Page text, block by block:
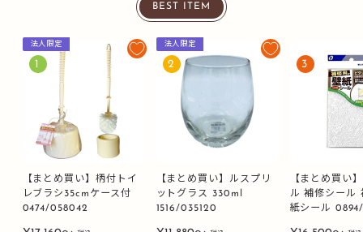
BEST ITEM
法人限定
1
【まとめ買い】柄付トイ
レブラシ35cmケース付
0474/058042
法人限定
2
【まとめ買い】ルスプリ
ットグラス 330ml
1516/035120
3
【まとめ買い
ル 補修シール
紙シール